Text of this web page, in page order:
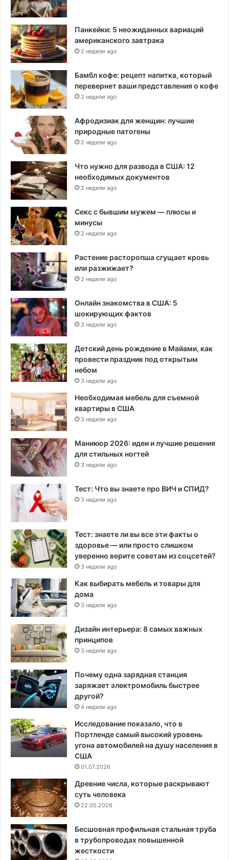
Панкейки: 5 неожиданных вариаций
американского завтрака
2 недели ago
Бамбл кофе: рецепт напитка, который
перевернет ваши представления о кофе
2 недели ago
Афродизиак для женщин: лучшие
природные патогены
2 недели ago
Что нужно для развода в США: 12
необходимых документов
2 недели ago
Секс с бывшим мужем — плюсы и
минусы
2 недели ago
Растение расторопша сгущает кровь
или разжижает?
2 недели ago
Онлайн знакомства в США: 5
шокирующих фактов
3 недели ago
Детский день рождение в Майами, как
провести праздник под открытым
небом
3 недели ago
Необходимая мебель для съемной
квартиры в США
3 недели ago
Маникюр 2026: идеи и лучшие решения
для стильных ногтей
3 недели ago
Тест: Что вы знаете про ВИЧ и СПИД?
3 недели ago
Тест: знаете ли вы все эти факты о
здоровье — или просто слишком
уверенно верите советам из соцсетей?
3 недели ago
Как выбирать мебель и товары для
дома
3 недели ago
Дизайн интерьера: 8 самых важных
принципов
3 недели ago
Почему одна зарядная станция
заряжает электромобиль быстрее
другой?
4 недели ago
Исследование показало, что в
Портленде самый высокий уровень
угона автомобилей на душу населения в
США
01.07.2026
Древние числа, которые раскрывают
суть человека
22.05.2026
Бесшовная профильная стальная труба
в трубопроводах повышенной
жесткости